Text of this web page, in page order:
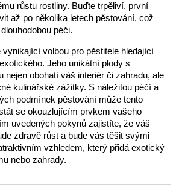
růstu rostliny. Buďte trpěliví, první
až po několika letech pěstování, což
péči.
volbou pro pěstitele hledající
Jeho unikátní plody s
nejen obohatí váš interiér či zahradu, ale
kulinářské zážitky. S náležitou péčí a
podmínek pěstování může tento
se okouzlujícím prvkem vašeho
uvedených pokynů zajistíte, že váš
zdravě růst a bude vás těšit svými
vzhledem, který přidá exotický
nebo zahrady.